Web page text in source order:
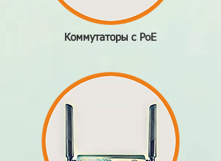
Коммутаторы с PoE